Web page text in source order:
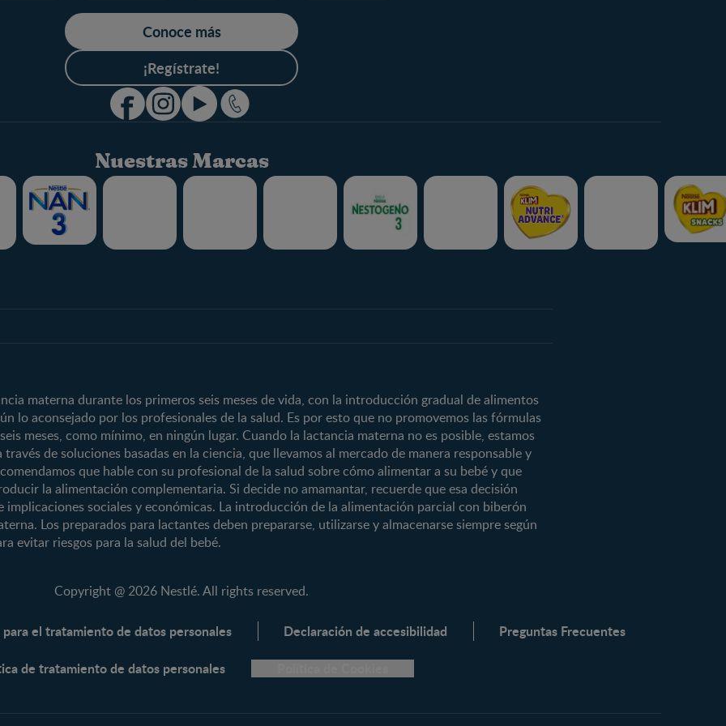
Conoce más
¡Regístrate!
Nuestras Marcas
Nutrición
Salud
Maternidad
Paternidad
Vida en familia
GERBER®
KLIM®
NAN® 3
NAN® Comfort 3
NAN® Optipro® 3
NAN® Supreme 3
KLIM® NUTRIADVANCE®
NESCARE®
Herramientas
materna durante los primeros seis meses de vida, con la introducción gradual de alimentos
lo aconsejado por los profesionales de la salud. Es por esto que no promovemos las fórmulas
meses, como mínimo, en ningún lugar. Cuando la lactancia materna no es posible, estamos
de soluciones basadas en la ciencia, que llevamos al mercado de manera responsable y
que hable con su profesional de la salud sobre cómo alimentar a su bebé y que
la alimentación complementaria. Si decide no amamantar, recuerde que esa decisión
sociales y económicas. La introducción de la alimentación parcial con biberón
Los preparados para lactantes deben prepararse, utilizarse y almacenarse siempre según
evitar riesgos para la salud del bebé.
Copyright @ 2026 Nestlé. All rights reserved.
el tratamiento de datos personales Declaración de accesibilidad
Preguntas Frecuentes
de tratamiento de datos personales